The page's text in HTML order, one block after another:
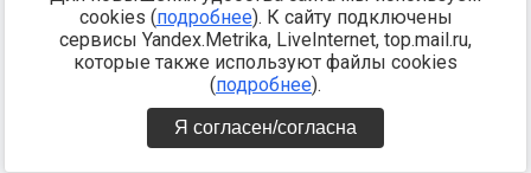
cookies (подробнее). К сайту подключены
сервисы Yandex.Metrika, LiveInternet, top.mail.ru,
которые также используют файлы cookies
(подробнее).
Я согласен/согласна